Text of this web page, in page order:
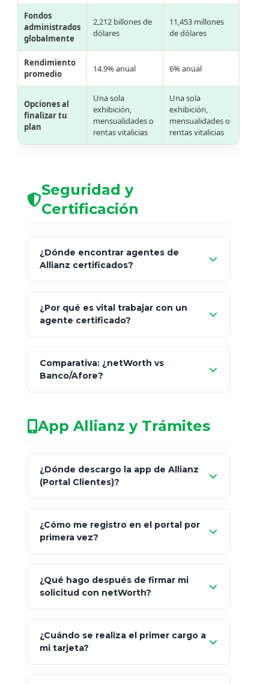
Fondos
administrados
globalmente
2,212 billones de
dólares
11,453 millones
de dólares
Rendimiento
promedio
14.9% anual 6% anual
Opciones al
finalizar tu
plan
Una sola
exhibición,
mensualidades o
rentas vitalicias
Una sola
exhibición,
mensualidades o
rentas vitalicias
Seguridad y
Certificación
¿Dónde encontrar agentes de
Allianz certificados?
Seguros y Fianzas (CNSF)
netWorth
patrimonio con asesores informales en
redes sociales.
¿Por qué es vital trabajar con un
agente certificado?
consultor técnico
legalmente facultado
Comparativa: ¿netWorth vs
Banco/Afore?
Característica netWorth (Certificado)
Fiscalidad Estrategia Art. 151 / 93
App Allianz y Trámites
¿Dónde descargo la app de Allianz
(Portal Clientes)?
Client"
App Store (iOS) Google Play
¿Cómo me registro en el portal por
primera vez?
Bienvenida
"¿Aún no tienes cuenta?
Regístrate"
¿Qué hago después de firmar mi
solicitud con netWorth?
¿Cuándo se realiza el primer cargo a
mi tarjeta?